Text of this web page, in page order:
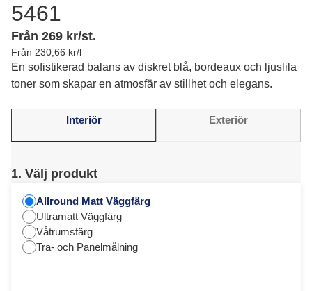
5461
Från 269 kr/st.
Från 230,66 kr/l
En sofistikerad balans av diskret blå, bordeaux och ljuslila
toner som skapar en atmosfär av stillhet och elegans.
Interiör Exteriör
1. Välj produkt
Allround Matt Väggfärg
Ultramatt Väggfärg
Våtrumsfärg
Trä- och Panelmålning